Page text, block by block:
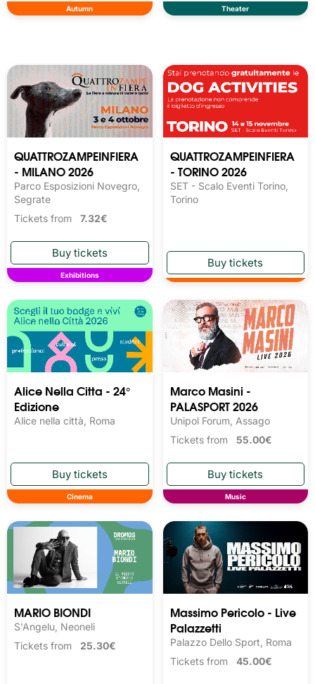
Autumn Theater
QUATTROZAMPEINFIERA
- MILANO 2026
Parco Esposizioni Novegro,
Segrate
Tickets from 7.32€
Exhibitions
QUATTROZAMPEINFIERA
- TORINO 2026
SET - Scalo Eventi Torino,
Torino
Alice Nella Citta - 24°
Edizione
Alice nella città, Roma
Cinema
Marco Masini -
PALASPORT 2026
Unipol Forum, Assago
Tickets from 55.00€
Music
MARIO BIONDI
S'Angelu, Neoneli
Tickets from 25.30€
Massimo Pericolo - Live
Palazzetti
Palazzo Dello Sport, Roma
Tickets from 45.00€